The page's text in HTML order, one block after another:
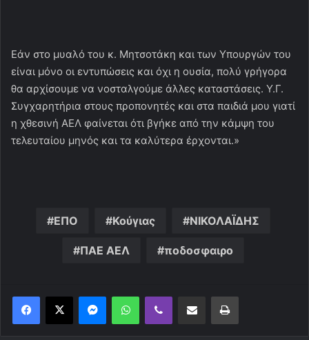
Εάν στο μυαλό του κ. Μητσοτάκη και των Υπουργών του
είναι μόνο οι εντυπώσεις και όχι η ουσία, πολύ γρήγορα
θα αρχίσουμε να νοσταλγούμε άλλες καταστάσεις. Υ.Γ.
Συγχαρητήρια στους προπονητές και στα παιδιά μου γιατί
η χθεσινή ΑΕΛ φαίνεται ότι βγήκε από την κάμψη του
τελευταίου μηνός και τα καλύτερα έρχονται.»
ΕΠΟ Κούγιας ΝΙΚΟΛΑΪΔΗΣ
ΠΑΕ ΑΕΛ ποδοσφαιρο
MessengerWhatsAppViber Κοινοποίηση μέσω ηλεκτρονικού ταχυδρομείουΕκτύπωση